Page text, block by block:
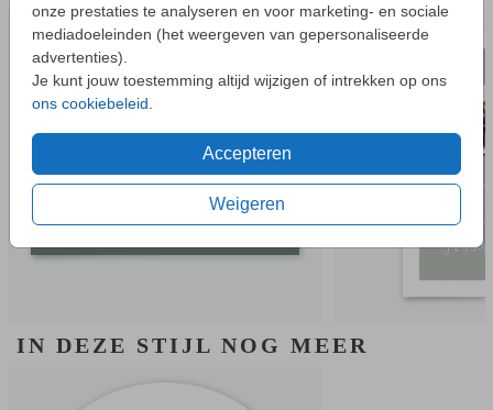
onze prestaties te analyseren en voor marketing- en sociale
mediadoeleinden (het weergeven van gepersonaliseerde
advertenties).
Je kunt jouw toestemming altijd wijzigen of intrekken op ons
ons cookiebeleid
Accepteren
Weigeren
EEN VRAAG?
Hier vind je waarschijnlijk
Niet gevonden? Neemcontactmet ons op.
IN DEZE STIJL NOG MEER